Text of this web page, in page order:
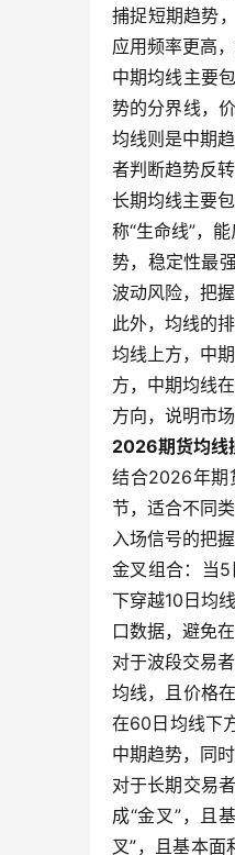
捕捉短期趋势
应用频率更高
中期均线主要
势的分界线，
均线则是中期
者判断趋势反
长期均线主要
称“生命线”，
势，稳定性最
波动风险，把
此外，均线的
均线上方，中
方，中期均线
方向，说明市
2026期货均线
结合2026年期
节，适合不同
入场信号的把
金叉组合：当
下穿越10日均
口数据，避免
对于波段交易
均线，且价格
在60日均线下
中期趋势，同
对于长期交易
成“金叉”，且
叉”，且基本